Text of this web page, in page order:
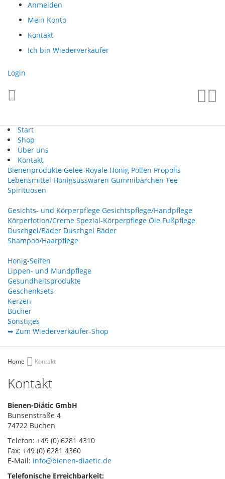
Direkt
Inhalt
Anmelden
Mein Konto
Kontakt
Ich bin Wiederverkäufer
Login
Start
Shop
Über uns
Kontakt
Bienenprodukte Gelee-Royale Honig Pollen Propolis
Lebensmittel Honigsüsswaren Gummibärchen Tee
Spirituosen
Gesichts- und Körperpflege Gesichtspflege/Handpflege
Körperlotion/Creme Spezial-Körperpflege Öle Fußpflege
Duschgel/Bäder Duschgel Bäder
Shampoo/Haarpflege
Honig-Seifen
Lippen- und Mundpflege
Gesundheitsprodukte
Geschenksets
Kerzen
Bücher
Sonstiges
➥ Zum Wiederverkäufer-Shop
Home Kontakt
Kontakt
Bienen-Diätic GmbH
Bunsenstraße 4
74722 Buchen
Telefon: +49 (0) 6281 4310
Fax: +49 (0) 6281 4360
E-Mail: info@bienen-diaetic.de
Telefonische Erreichbarkeit: